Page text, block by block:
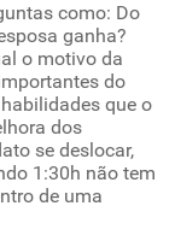
como: Do
ganha?
o motivo da
do
que o
dos
se deslocar,
1:30h não tem
de uma